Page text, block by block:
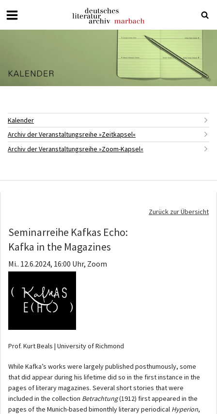
Deutsches
Literaturarchiv
Kalender
Archiv der Veranstaltungsreihe »Zeitkapsel«
Archiv der Veranstaltungsreihe »Zoom-Kapsel«
Zurück zur Übersicht
Seminarreihe Kafkas Echo:
Kafka in the Magazines
Mi.. 12.6.2024, 16:00 Uhr, Zoom
Prof. Kurt Beals | University of Richmond
While Kafka’s works were largely published posthumously, some
that did appear during his lifetime did so in the first instance in the
pages of literary magazines. Several short stories that were
included in the collection Betrachtung(1912) first appeared in the
pages of the Munich-based bimonthly literary periodical Hyperion,